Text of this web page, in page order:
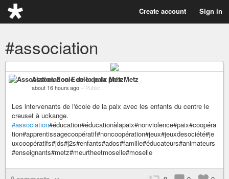
Create account Sign in
#association
Association Ecole de la paix Metz
about 16 hours ago – Public
Les intervenants de l'école de la paix avec les enfants du centre le
creuset à uckange.
#association#éducation#éducationàlapaix#nonviolence#paix#coopéra
tion#apprentissagecoopératif#noncoopération#jeux#jeuxdesociété#je
uxcoopératifs#jds#j2s#enfants#ados#famille#éducateurs#animateurs
#enseignants#metz#meurtheetmoselle#moselle